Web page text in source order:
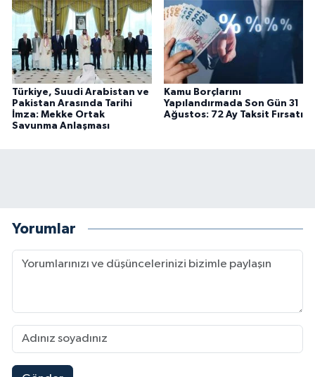
Türkiye, Suudi Arabistan ve
Pakistan Arasında Tarihi
İmza: Mekke Ortak
Savunma Anlaşması
Kamu Borçlarını
Yapılandırmada Son Gün 31
Ağustos: 72 Ay Taksit Fırsatı
Yorumlar